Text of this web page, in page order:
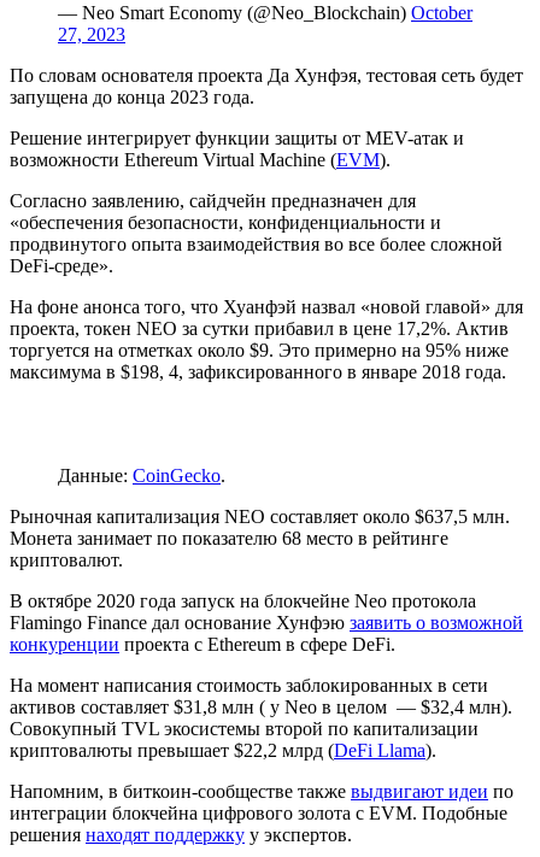
— Neo Smart Economy (@Neo_Blockchain) October
27, 2023
По словам основателя проекта Да Хунфэя, тестовая сеть будет
запущена до конца 2023 года.
Решение интегрирует функции защиты от MEV-атак и
возможности Ethereum Virtual Machine (EVM).
Согласно заявлению, сайдчейн предназначен для
«обеспечения безопасности, конфиденциальности и
продвинутого опыта взаимодействия во все более сложной
DeFi-среде».
На фоне анонса того, что Хуанфэй назвал «новой главой» для
проекта, токен NEO за сутки прибавил в цене 17,2%. Актив
торгуется на отметках около $9. Это примерно на 95% ниже
максимума в $198, 4, зафиксированного в январе 2018 года.
Данные: CoinGecko.
Рыночная капитализация NEO составляет около $637,5 млн.
Монета занимает по показателю 68 место в рейтинге
криптовалют.
В октябре 2020 года запуск на блокчейне Neo протокола
Flamingo Finance дал основание Хунфэю заявить о возможной
конкуренции проекта с Ethereum в сфере DeFi.
На момент написания стоимость заблокированных в сети
активов составляет $31,8 млн ( у Neo в целом — $32,4 млн).
Совокупный TVL экосистемы второй по капитализации
криптовалюты превышает $22,2 млрд (DeFi Llama).
Напомним, в биткоин-сообществе также выдвигают идеи по
интеграции блокчейна цифрового золота с EVM. Подобные
решения находят поддержку у экспертов.